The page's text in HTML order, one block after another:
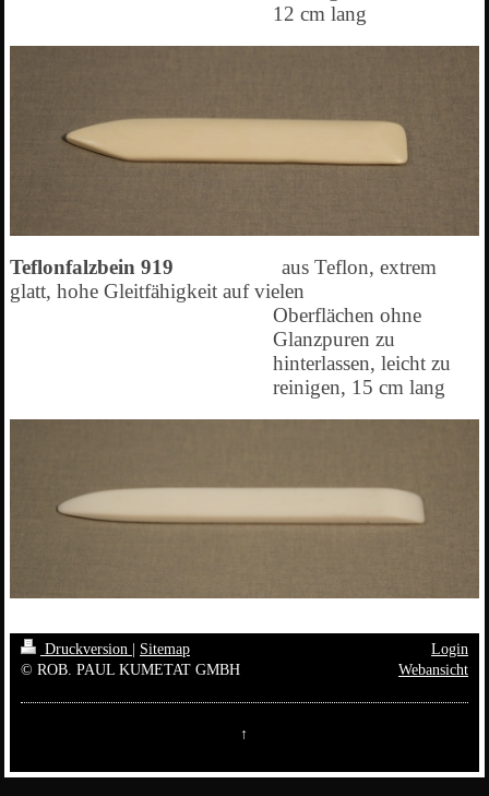
12 cm lang
Teflonfalzbein 919
aus Teflon, extrem
glatt, hohe Gleitfähigkeit auf vielen
Oberflächen ohne
Glanzpuren zu
hinterlassen, leicht zu
reinigen, 15 cm lang
Druckversion
Sitemap
© ROB. PAUL KUMETAT GMBH
Login
Webansicht
↑